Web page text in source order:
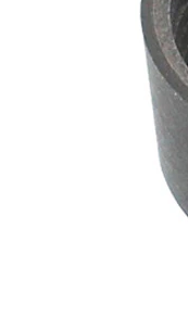
SVHC
Material
curea